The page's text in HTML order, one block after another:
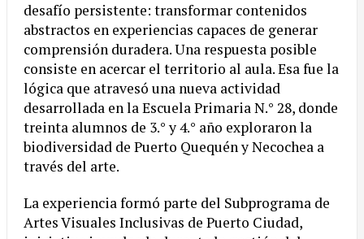
desafío persistente: transformar contenidos
abstractos en experiencias capaces de generar
comprensión duradera. Una respuesta posible
consiste en acercar el territorio al aula. Esa fue la
lógica que atravesó una nueva actividad
desarrollada en la Escuela Primaria N.° 28, donde
treinta alumnos de 3.° y 4.° año exploraron la
biodiversidad de Puerto Quequén y Necochea a
través del arte.
La experiencia formó parte del Subprograma de
Artes Visuales Inclusivas de Puerto Ciudad,